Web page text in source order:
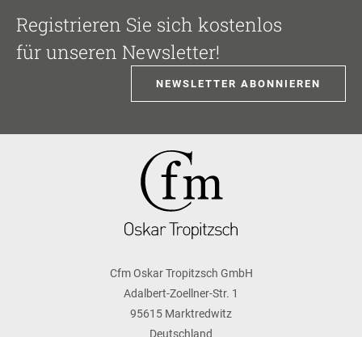
Registrieren Sie sich kostenlos
für unseren Newsletter!
NEWSLETTER ABONNIEREN
Cfm Oskar Tropitzsch GmbH
Adalbert-Zoellner-Str. 1
95615 Marktredwitz
Deutschland